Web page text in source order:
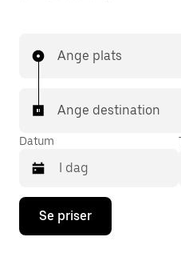
Ange plats
Ange destination
Datum
Tryck
nedåtpilen
Se priser